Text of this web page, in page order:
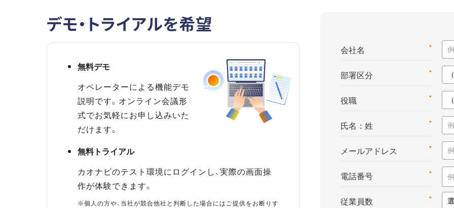
デモ・トライアルを希望
無料デモ
オペレーターによる機能デモ
説明です。オンライン会議形
式でお気軽にお申し込みいた
だけます。
無料トライアル
カオナビのテスト環境にログインし、実際の画面操
作が体験できます。
※個人の方や、当社が競合他社と判断した場合にはご提供をお断りす
*
会社名
*
部署区分
*
役職
*
氏名：姓
*
メールアドレス
*
電話番号
*
従業員数